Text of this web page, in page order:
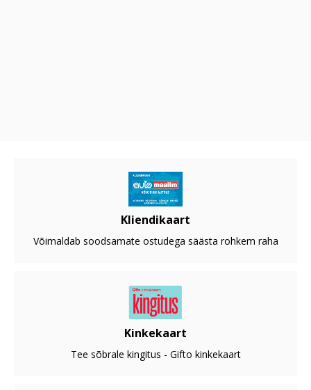
Kliendikaart
Võimaldab soodsamate ostudega säästa rohkem raha
Kinkekaart
Tee sõbrale kingitus - Gifto kinkekaart